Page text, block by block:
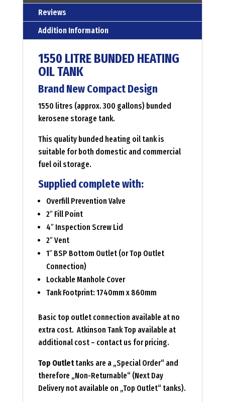
Reviews
Addition Information
1550 LITRE BUNDED HEATING
OIL TANK
Brand New Compact Design
1550 litres (approx. 300 gallons) bunded
kerosene storage tank.
This quality bunded heating oil tank is
suitable for both domestic and commercial
fuel oil storage.
Supplied complete with:
Overfill Prevention Valve
2″ Fill Point
4″ Inspection Screw Lid
2″ Vent
1″ BSP Bottom Outlet (or Top Outlet
Connection)
Lockable Manhole Cover
Tank Footprint: 1740mm x 860mm
Basic top outlet connection available at no
extra cost. Atkinson Tank Top available at
additional cost – contact us for pricing.
Top Outlettanks are a „Special Order“ and
therefore „Non-Returnable“ (Next Day
Delivery not available on „Top Outlet“ tanks).